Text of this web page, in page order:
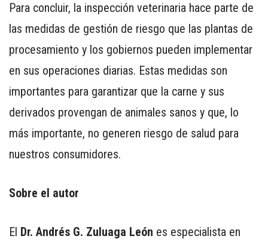
Para concluir, la inspección veterinaria hace parte de
las medidas de gestión de riesgo que las plantas de
procesamiento y los gobiernos pueden implementar
en sus operaciones diarias. Estas medidas son
importantes para garantizar que la carne y sus
derivados provengan de animales sanos y que, lo
más importante, no generen riesgo de salud para
nuestros consumidores.
Sobre el autor
El Dr. Andrés G. Zuluaga León es especialista en